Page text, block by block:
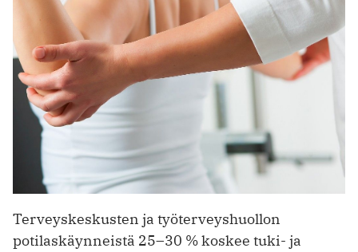
Terveyskeskusten ja työterveyshuollon
potilaskäynneistä 25–30 % koskee tuki- ja